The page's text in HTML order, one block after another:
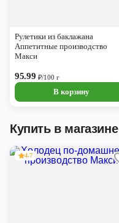
Рулетики из баклажана
Аппетитные производство
Макси
95.99₽/100 г
В корзину
Купить в магазине
4.7